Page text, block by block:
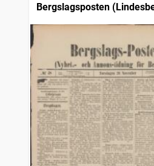
Bergslagsposten